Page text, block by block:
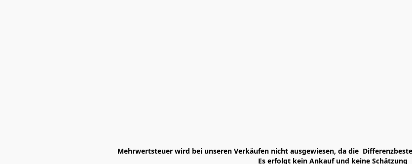
Mehrwertsteuer wird bei unseren Verkäufen nicht ausgewiesen, da die